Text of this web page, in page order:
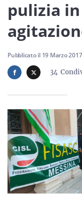
Servizi
Resta sempre
nostra newsletter
Iscriviti
pulizia
34
Pubblicato il 19 Marzo 2017